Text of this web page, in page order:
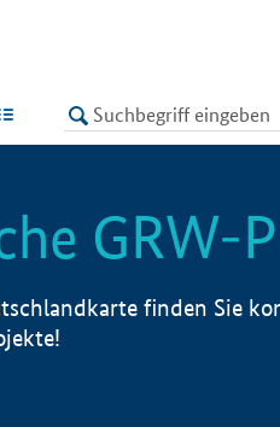
LISTE
GRW-
finden Sie